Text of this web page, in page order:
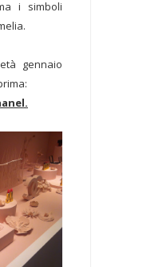
i simboli
gennaio